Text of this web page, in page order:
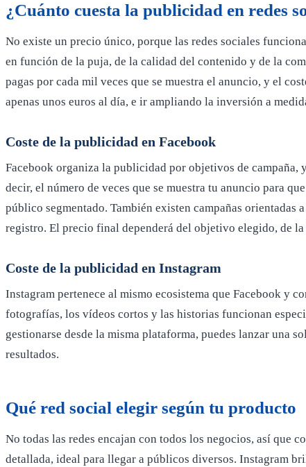
¿Cuánto cuesta la publicidad en redes
No existe un precio único, porque las redes sociales
en función de la puja, de la calidad del contenido y de la
pagas por cada mil veces que se muestra el anuncio, y el
apenas unos euros al día, e ir ampliando la inversión a
Coste de la publicidad en Facebook
Facebook organiza la publicidad por objetivos de campaña,
decir, el número de veces que se muestra tu anuncio para
público segmentado. También existen campañas orientadas
registro. El precio final dependerá del objetivo elegido, de
Coste de la publicidad en Instagram
Instagram pertenece al mismo ecosistema que Facebook y
fotografías, los vídeos cortos y las historias funcionan
gestionarse desde la misma plataforma, puedes lanzar una
resultados.
Qué red social elegir según tu producto
No todas las redes encajan con todos los negocios, así que
detallada, ideal para llegar a públicos diversos. Instagram